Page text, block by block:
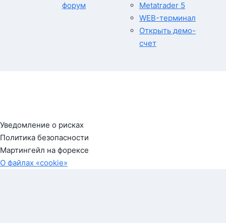
форум
Metatrader 5
WEB-терминал
Открыть демо-
счет
Уведомление о рисках
Политика безопасности
Мартингейл на форексе
О файлах «cookie»